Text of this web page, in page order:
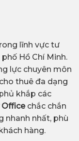
lĩnh vực tư
Hồ Chí Minh.
lực chuyên môn
thuê đa dạng
khắp các
Office chắc chắn
nhanh nhất, phù
hàng.